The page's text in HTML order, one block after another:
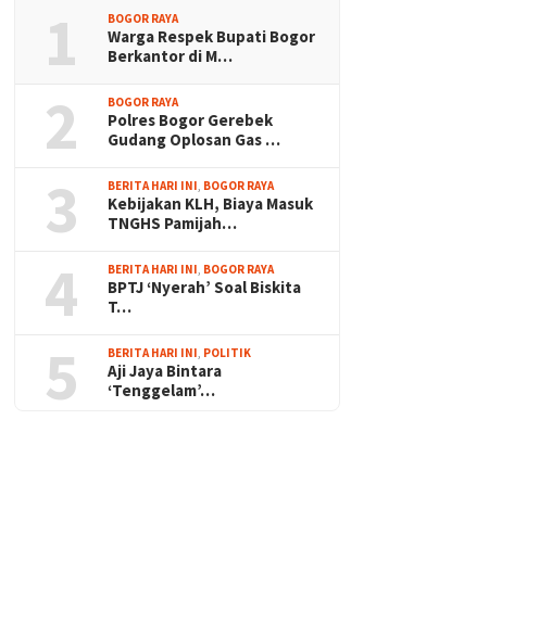
1 BOGOR RAYA
Warga Respek Bupati Bogor
Berkantor di M…
2 BOGOR RAYA
Polres Bogor Gerebek
Gudang Oplosan Gas …
3 BERITA HARI INI, BOGOR RAYA
Kebijakan KLH, Biaya Masuk
TNGHS Pamijah…
4 BERITA HARI INI, BOGOR RAYA
BPTJ ‘Nyerah’ Soal Biskita
T…
5 BERITA HARI INI, POLITIK
Aji Jaya Bintara
‘Tenggelam’…